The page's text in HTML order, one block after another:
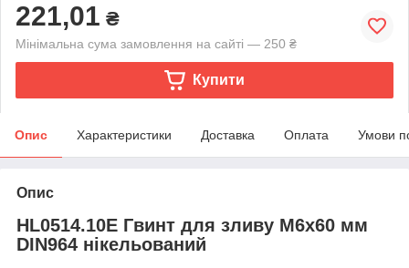
221,01 ₴
Мінімальна сума замовлення на сайті — 250 ₴
Купити
Опис Характеристики Доставка Оплата Умови
Опис
HL0514.10E Гвинт для зливу M6х60 мм
DIN964 нікельований